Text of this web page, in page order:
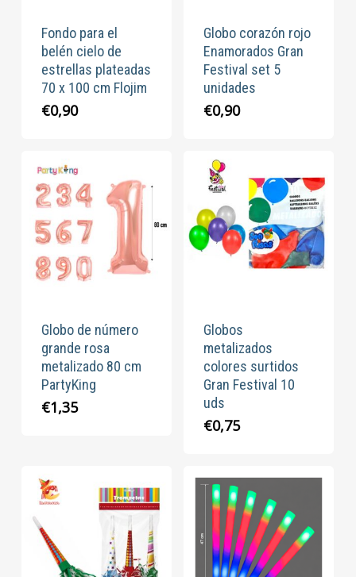
Fondo para el
belén cielo de
estrellas plateadas
70 x 100 cm Flojim
€0,90
Globo corazón rojo
Enamorados Gran
Festival set 5
unidades
€0,90
Globo de número
grande rosa
metalizado 80 cm
PartyKing
€1,35
Globos
metalizados
colores surtidos
Gran Festival 10
uds
€0,75